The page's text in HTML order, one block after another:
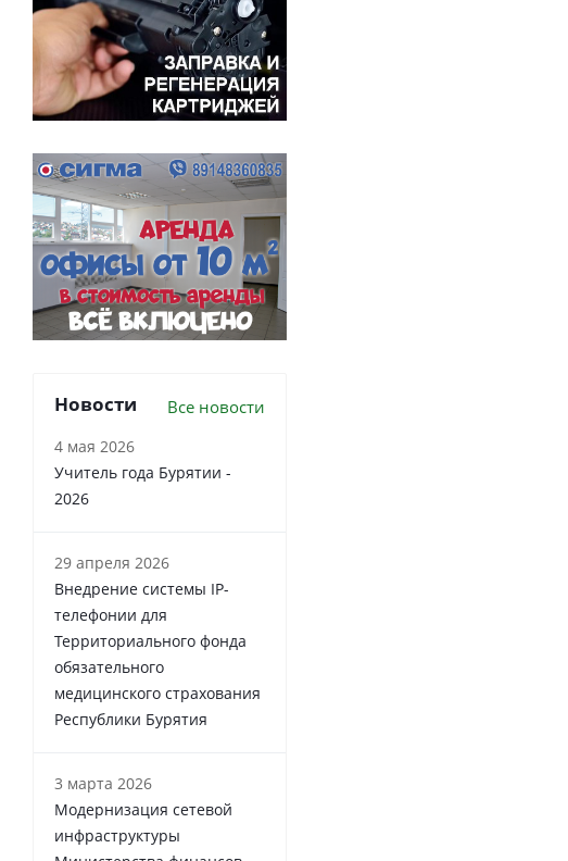
Новости Все новости
4 мая 2026
Учитель года Бурятии -
2026
29 апреля 2026
Внедрение системы IP-
телефонии для
Территориального фонда
обязательного
медицинского страхования
Республики Бурятия
3 марта 2026
Модернизация сетевой
инфраструктуры